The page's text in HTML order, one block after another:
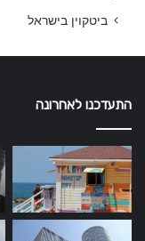
ביטקוין בישראל
התעדכנו לאחרונה